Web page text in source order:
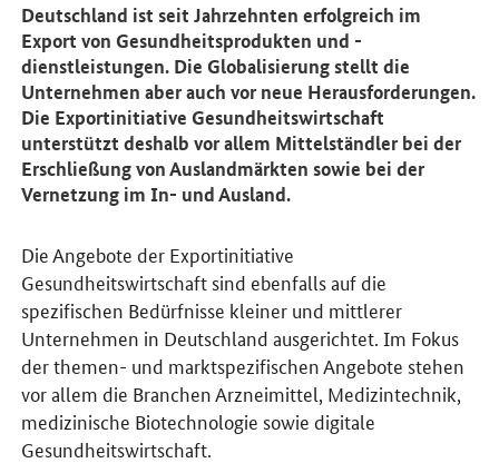
Deutschland ist seit Jahrzehnten erfolgreich im
Export von Gesundheitsprodukten und -
dienstleistungen. Die Globalisierung stellt die
Unternehmen aber auch vor neue Herausforderungen.
Die Exportinitiative Gesundheitswirtschaft
unterstützt deshalb vor allem Mittelständler bei der
Erschließung von Auslandmärkten sowie bei der
Vernetzung im In- und Ausland.
Die Angebote der Exportinitiative
Gesundheitswirtschaft sind ebenfalls auf die
spezifischen Bedürfnisse kleiner und mittlerer
Unternehmen in Deutschland ausgerichtet. Im Fokus
der themen- und marktspezifischen Angebote stehen
vor allem die Branchen Arzneimittel, Medizintechnik,
medizinische Biotechnologie sowie digitale
Gesundheitswirtschaft.